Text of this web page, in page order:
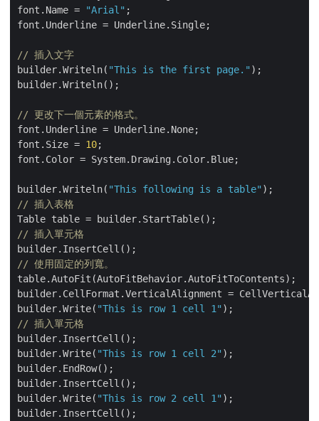
font.Name =
"Arial" ;
font.Underline = Underline.Single;
// 插入文字
builder.Writeln( "This is the first page." );
builder.Writeln();
// 更改下一個元素的格式。
font.Underline = Underline.None;
font.Size = 10;
font.Color = System.Drawing.Color.Blue;
builder.Writeln( "This following is a table"
// 插入表格
// 插入單元格
// 使用固定的列寬。
table.AutoFit(AutoFitBehavior.AutoFitToContents);
builder.CellFormat.VerticalAlignment =
builder.Write( "This is row 1 cell 1"
// 插入單元格
builder.InsertCell();
builder.Write( "This is row 1 cell 2" );
builder.EndRow();
builder.InsertCell();
builder.Write( "This is row 2 cell 1" );
builder.InsertCell();